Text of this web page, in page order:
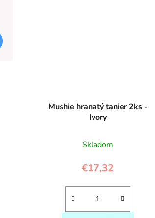
Mushie hranatý tanier 2ks -
Ivory
Skladom
€17,32